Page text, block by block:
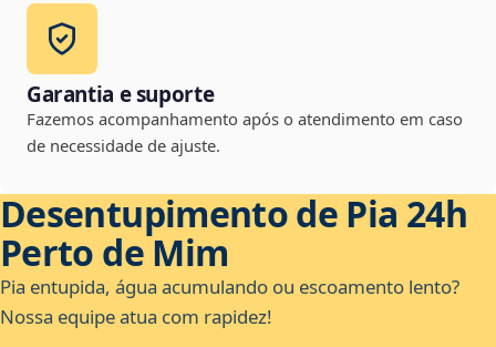
Garantia e suporte
Fazemos acompanhamento após o atendimento em caso
de necessidade de ajuste.
Desentupimento de Pia 24h
Perto de Mim
Pia entupida, água acumulando ou escoamento lento?
Nossa equipe atua com rapidez!